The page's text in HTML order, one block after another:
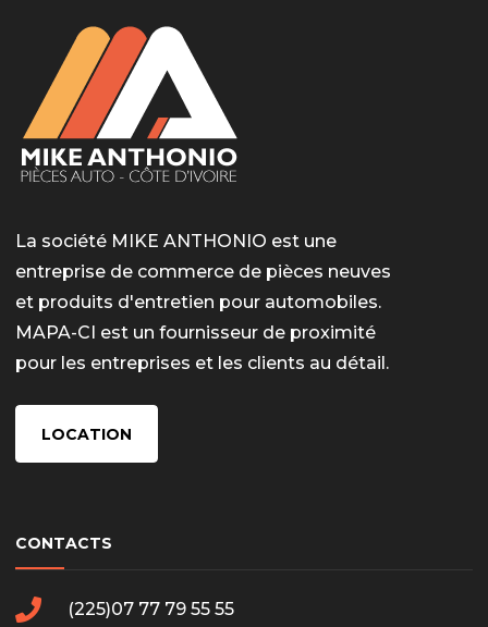
used-panties-es/
La société MIKE ANTHONIO est une
entreprise de commerce de pièces neuves
et produits d'entretien pour automobiles.
MAPA-CI est un fournisseur de proximité
pour les entreprises et les clients au détail.
LOCATION
CONTACTS
(225)07 77 79 55 55